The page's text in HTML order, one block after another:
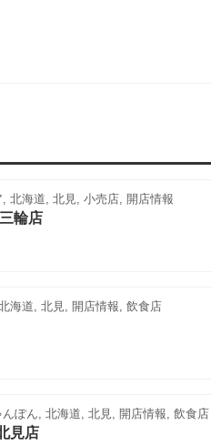
北海道, 北見, 小売店, 開店情報
輪店
海道, 北見, 開店情報, 飲食店
ぽん, 北海道, 北見, 開店情報, 飲食店
見店